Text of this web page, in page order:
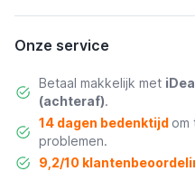
Onze service
Betaal makkelijk met
(achteraf).
14 dagen bedenktijd om
problemen.
9,2/10